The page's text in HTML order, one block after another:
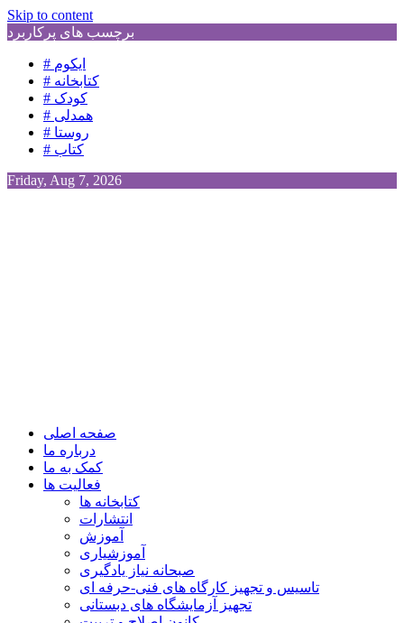
Skip to content
برچسب های پرکاربرد
# ایکوم
# کتابخانه
# کودک
# همدلی
# روستا
# کتاب
Friday, Aug 7, 2026
Children Cultural Development Center
صفحه اصلی
درباره ما
کمک به ما
فعالیت ها
کتابخانه ها
انتشارات
آموزش
آموزشیاری
صبحانه نیاز یادگیری
تاسیس و تجهیز کارگاه های فنی-حرفه ای
تجهیز آزمایشگاه های دبستانی